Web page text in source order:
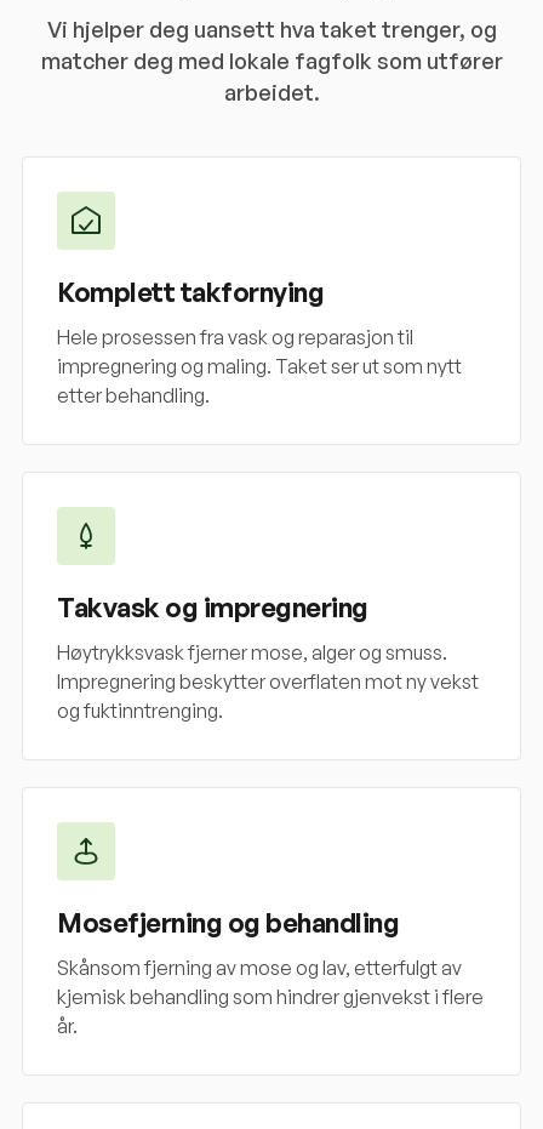
Vi hjelper deg uansett hva taket trenger, og
matcher deg med lokale fagfolk som utfører
arbeidet.
Komplett takfornying
Hele prosessen fra vask og reparasjon til
impregnering og maling. Taket ser ut som nytt
etter behandling.
Takvask og impregnering
Høytrykksvask fjerner mose, alger og smuss.
Impregnering beskytter overflaten mot ny vekst
og fuktinntrenging.
Mosefjerning og behandling
Skånsom fjerning av mose og lav, etterfulgt av
kjemisk behandling som hindrer gjenvekst i flere
år.